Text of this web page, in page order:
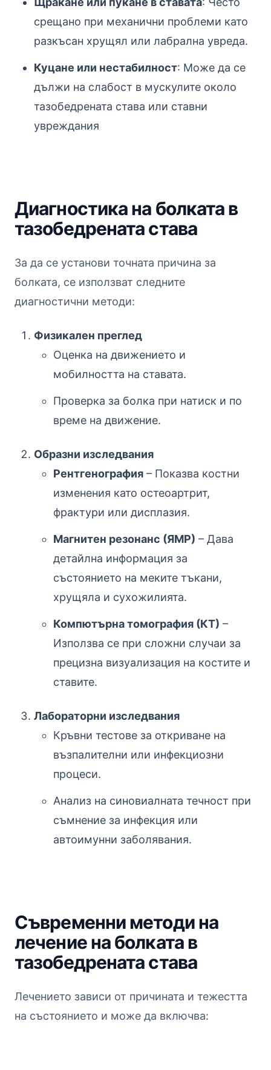
срещано при механични проблеми като
разкъсан хрущял или лабрална увреда.
Куцане или нестабилност: Може да се
дължи на слабост в мускулите около
тазобедрената става или ставни
увреждания
Диагностика на болката в
тазобедрената става
За да се установи точната причина за
болката, се използват следните
диагностични методи:
Физикален преглед
Оценка на движението и
мобилността на ставата.
Проверка за болка при натиск и по
време на движение.
Образни изследвания
Рентгенография – Показва костни
изменения като остеоартрит,
фрактури или дисплазия.
Магнитен резонанс (ЯМР) – Дава
детайлна информация за
състоянието на меките тъкани,
хрущяла и сухожилията.
Компютърна томография (КТ) –
Използва се при сложни случаи за
прецизна визуализация на костите и
ставите.
Лабораторни изследвания
Кръвни тестове за откриване на
възпалителни или инфекциозни
процеси.
Анализ на синовиалната течност при
съмнение за инфекция или
автоимунни заболявания.
Съвременни методи на
лечение на болката в
тазобедрената става
Лечението зависи от причината и тежестта
на състоянието и може да включва: